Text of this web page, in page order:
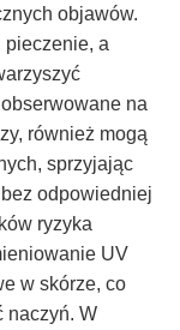
objawów.
pieczenie, a
na
również mogą
sprzyjając
odpowiedniej
ryzyka
UV
w skórze, co
naczyń. W